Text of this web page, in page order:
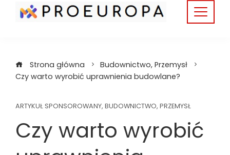
Strona główna
Budownictwo, Przemysł
Czy warto wyrobić uprawnienia budowlane?
ARTYKUŁ SPONSOROWANY, BUDOWNICTWO, PRZEMYSŁ
Czy warto wyrobić